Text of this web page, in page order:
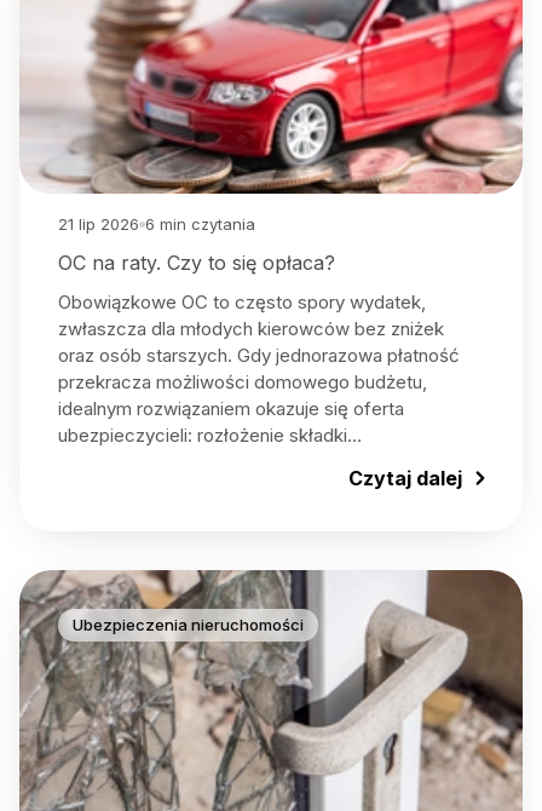
21 lip 2026 6 min czytania
OC na raty. Czy to się opłaca?
Obowiązkowe OC to często spory wydatek,
zwłaszcza dla młodych kierowców bez zniżek
oraz osób starszych. Gdy jednorazowa płatność
przekracza możliwości domowego budżetu,
idealnym rozwiązaniem okazuje się oferta
ubezpieczycieli: rozłożenie składki…
Czytaj dalej
Ubezpieczenia nieruchomości